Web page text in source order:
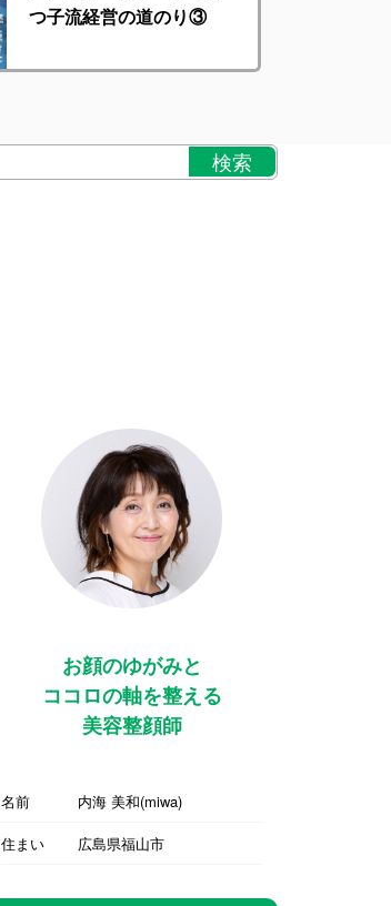
つ子流経営の道のり③
お顔のゆがみと
ココロの軸を整える
美容整顔師
名前
内海 美和(miwa)
住まい
広島県福山市